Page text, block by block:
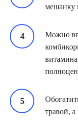
мешанку
Можно
травой, а